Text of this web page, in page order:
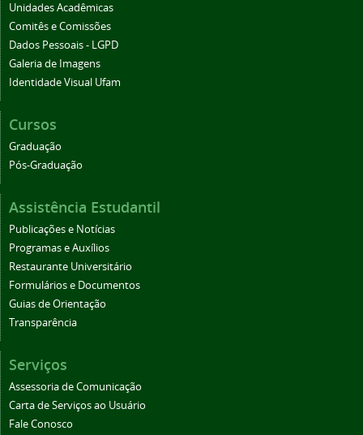
Unidades Acadêmicas
Comitês e Comissões
Dados Pessoais - LGPD
Galeria de Imagens
Identidade Visual Ufam
Cursos
Graduação
Pós-Graduação
Assistência Estudantil
Publicações e Notícias
Programas e Auxílios
Restaurante Universitário
Formulários e Documentos
Guias de Orientação
Transparência
Serviços
Assessoria de Comunicação
Carta de Serviços ao Usuário
Fale Conosco